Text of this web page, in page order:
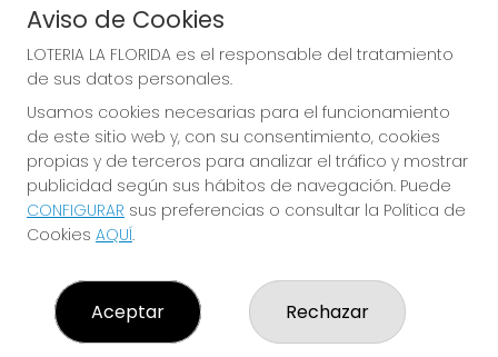
COMPRA EN LOTERIA LA
FLORIDA
Y QUE LAS MEIGAS TE
ACOMPAÑEN
LOTERIA LA FLORIDA
Aviso de Cookies
LOTERIA LA FLORIDA es el responsable del tratamiento
de sus datos personales.
Usamos cookies necesarias para el funcionamiento
de este sitio web y, con su consentimiento, cookies
propias y de terceros para analizar el tráfico y mostrar
publicidad según sus hábitos de navegación. Puede
CONFIGURAR sus preferencias o consultar la Política de
Cookies AQUÍ.
Aceptar Rechazar